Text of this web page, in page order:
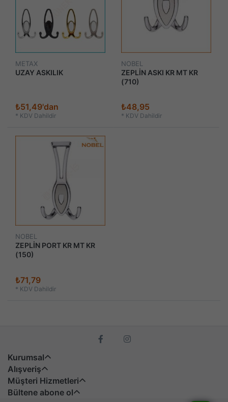
METAX
UZAY ASKILIK
₺51,49'dan
* KDV Dahildir
NOBEL
ZEPLİN ASKI KR MT KR
(710)
₺48,95
* KDV Dahildir
NOBEL
ZEPLİN PORT KR MT KR
(150)
₺71,79
* KDV Dahildir
Kurumsal
Alışveriş
Müşteri Hizmetleri
Bültene abone ol